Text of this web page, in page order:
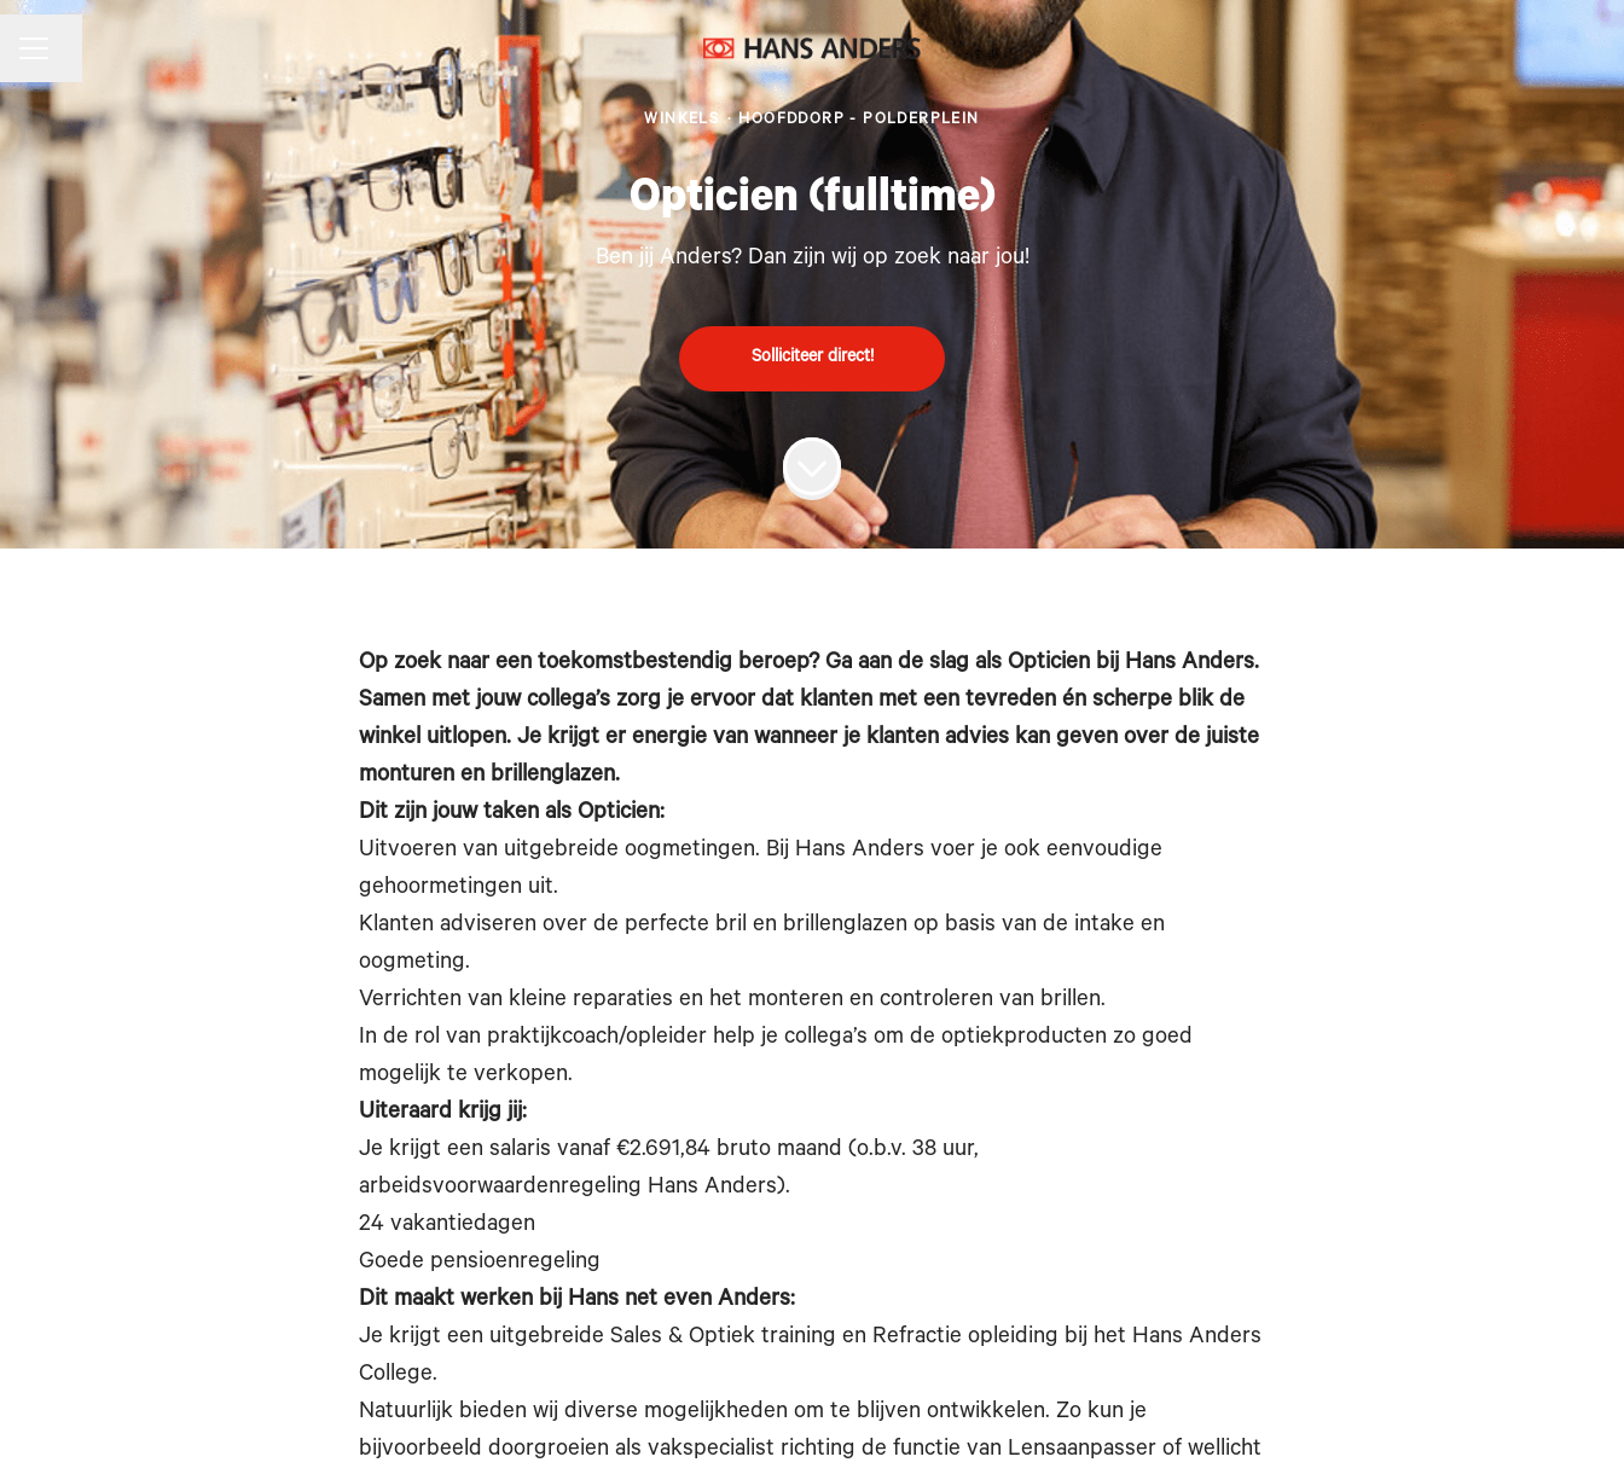
WINKELS · HOOFDDORP - POLDERPLEIN
Opticien (fulltime)
Ben jij Anders? Dan zijn wij op zoek naar jou!
Solliciteer direct!
Op zoek naar een toekomstbestendig beroep? Ga aan de slag als Opticien bij Hans Anders.
Samen met jouw collega’s zorg je ervoor dat klanten met een tevreden én scherpe blik de
winkel uitlopen. Je krijgt er energie van wanneer je klanten advies kan geven over de juiste
monturen en brillenglazen.
Dit zijn jouw taken als Opticien:
Uitvoeren van uitgebreide oogmetingen. Bij Hans Anders voer je ook eenvoudige
gehoormetingen uit.
Klanten adviseren over de perfecte bril en brillenglazen op basis van de intake en
oogmeting.
Verrichten van kleine reparaties en het monteren en controleren van brillen.
In de rol van praktijkcoach/opleider help je collega’s om de optiekproducten zo goed
mogelijk te verkopen.
Uiteraard krijg jij:
Je krijgt een salaris vanaf €2.691,84 bruto maand (o.b.v. 38 uur,
arbeidsvoorwaardenregeling Hans Anders).
24 vakantiedagen
Goede pensioenregeling
Dit maakt werken bij Hans net even Anders:
Je krijgt een uitgebreide Sales & Optiek training en Refractie opleiding bij het Hans Anders
College.
Natuurlijk bieden wij diverse mogelijkheden om te blijven ontwikkelen. Zo kun je
bijvoorbeeld doorgroeien als vakspecialist richting de functie van Lensaanpasser of wellicht